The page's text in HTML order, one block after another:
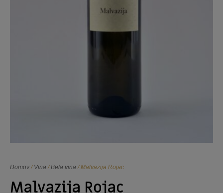
Domov/ Vina /Bela vina / Malvazija Rojac
Malvazija Rojac